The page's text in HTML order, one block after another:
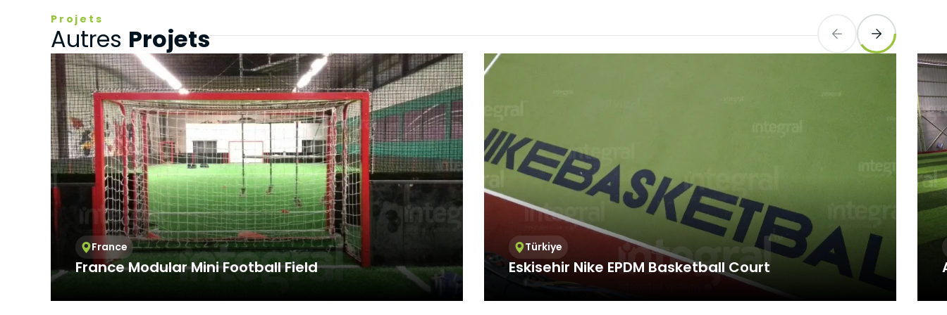
Projets
Autres Projets
France
France Modular Mini Football Field
Providing service at international standards, Integral Spor
Türkiye
Eskisehir Nike EPDM Basketball Court
Integral Spor, which provides service at international
Örneğin, internet sitesinin güvenli bölümlerine erişmeye, özelliklerini kullanabilmeye,
üzerinde gezinti yapabilmeye olanak verir.
3.4.Analitik Çerezler
İnternet sitesinin kullanım şekli, ziyaret sıklığı ve sayısı, hakkında bilgi toplayan ve
ziyaretçilerin siteye nasıl geçtiğini gösterirler. Bu tür çerezlerin kullanım amacı, sitenin
işleyiş biçimini iyileştirerek performans arttırmak ve genel eğilim yönünü belirlemektir.
Ziyaretçi kimliklerinin tespitini sağlayabilecek verileri içermezler. Örneğin, gösterilen hata
mesajı sayısı veya en çok ziyaret edilen sayfaları gösterirler.
3.5.İşlevsel/Fonksiyonel Çerezler
Ziyaretçinin site içerisinde yaptığı seçimleri kaydederek bir sonraki ziyarette hatırlar. Bu
tür çerezlerin amacı ziyaretçilere kullanım kolaylığı sağlamaktır. Örneğin, site
kullanıcısının ziyaret ettiği her bir sayfada kullanıcı şifresini tekrar girmesini önler.
3.6. Hedefleme/Reklam Çerezleri
Ziyaretçilere sunulan reklamların etkinliğinin ölçülmesi ve reklamların kaç kere
görüntülendiğinin hesaplanmasını sağlarlar. Bu tür çerezlerin amacı, ziyaretçilerin ilgi
alanlarına özelleştirilmiş reklamların sunulmasıdır.
Aynı şekilde, ziyaretçilerin gezinmelerine özel olarak ilgi alanlarının tespit edilmesini ve